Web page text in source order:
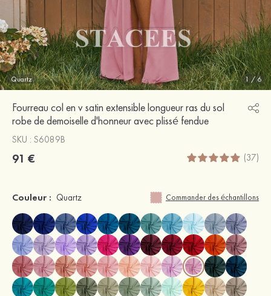
Quartz 1 /6
Fourreau col en v satin extensible longueur ras du sol
robe de demoiselle d'honneur avec plissé fendue
SKU : S6089B
91 € (37)
Couleur : Quartz Commander des échantillons